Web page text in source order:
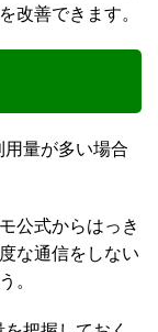
改善できます。
量が多い場合
公式からはっき
な通信をしない
。